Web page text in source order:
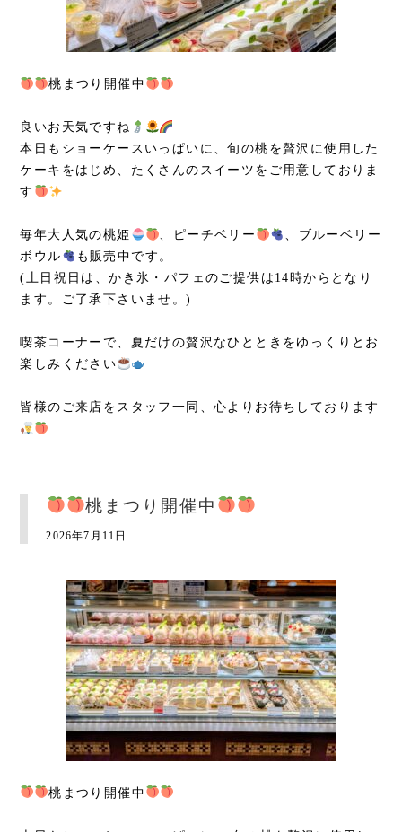
桃まつり開催中
良いお天気ですね
本日もショーケースいっぱいに、旬の桃を贅沢に使用した
ケーキをはじめ、たくさんのスイーツをご用意しておりま
す
毎年大人気の桃姫 、ピーチベリー
、ブルーベリー
ボウル
も販売中です。
(土日祝日は、かき氷・パフェのご提供は14時からとなり
ます。ご了承下さいませ。)
喫茶コーナーで、夏だけの贅沢なひとときをゆっくりとお
楽しみください
皆様のご来店をスタッフ一同、心よりお待ちしております
桃まつり開催中
2026年7月11日
桃まつり開催中